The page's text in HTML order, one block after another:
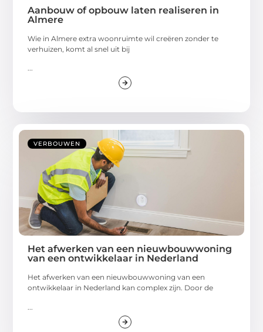
Aanbouw of opbouw laten realiseren in
Almere
Wie in Almere extra woonruimte wil creëren zonder te
verhuizen, komt al snel uit bij
...
VERBOUWEN
Het afwerken van een nieuwbouwwoning
van een ontwikkelaar in Nederland
Het afwerken van een nieuwbouwwoning van een
ontwikkelaar in Nederland kan complex zijn. Door de